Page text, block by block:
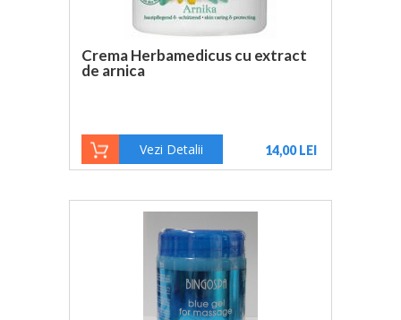
Crema Herbamedicus cu extract
de arnica
Vezi Detalii 14,00 LEI